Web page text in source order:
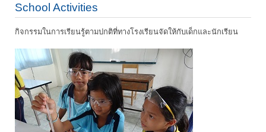
School Activities
กิจกรรมในการเรียนรู้ตามปกติที่ทางโรงเรียนจัดให้กับเด็กและนักเรียน